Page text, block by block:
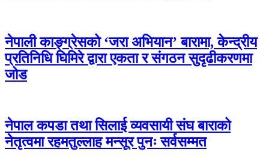
नेपाली काङ्ग्रेसको ‘जरा अभियान’ बारामा, केन्द्रीय
प्रतिनिधि घिमिरे द्वारा एकता र संगठन सुदृढीकरणमा
जोड
नेपाल कपडा तथा सिलाई व्यवसायी संघ बाराको
नेतृत्वमा रहमतुल्लाह मन्सूर पुनः सर्वसम्मत